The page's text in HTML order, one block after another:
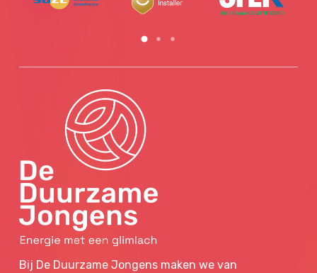
Bij De Duurzame Jongens maken we van